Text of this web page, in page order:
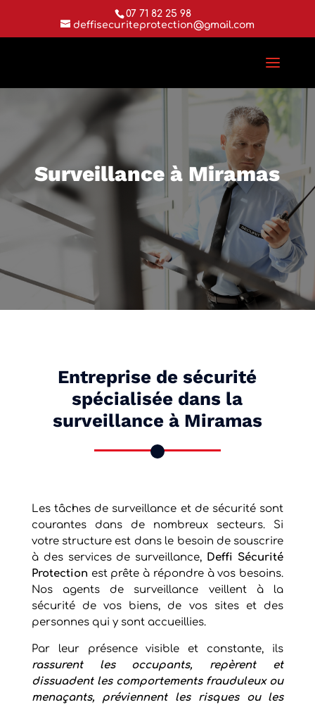
07 71 82 25 98
deffisecuriteprotection@gmail.com
Surveillance à Miramas
Entreprise de sécurité
spécialisée dans la
surveillance à Miramas
Les tâches de surveillance et de sécurité sont
courantes dans de nombreux secteurs. Si
votre structure est dans le besoin de souscrire
à des services de surveillance, Deffi Sécurité
Protection est prête à répondre à vos besoins.
Nos agents de surveillance veillent à la
sécurité de vos biens, de vos sites et des
personnes qui y sont accueillies.
Par leur présence visible et constante, ils
rassurent les occupants, repèrent et
dissuadent les comportements frauduleux ou
menaçants, préviennent les risques ou les